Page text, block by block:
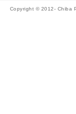
Copyright © 2012- Chiba